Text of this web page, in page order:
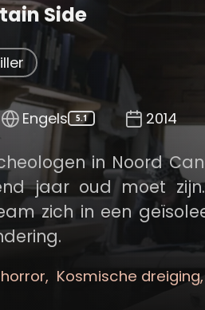
Side
Engels 5.1 2014
in Noord
jaar oud moet
zich in een
Kosmische dreiging